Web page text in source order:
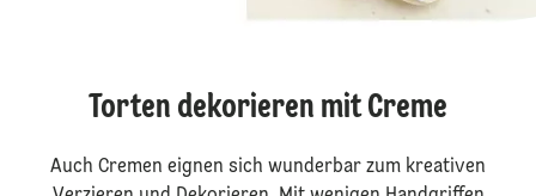
Torten dekorieren mit Creme
Auch Cremen eignen sich wunderbar zum kreativen